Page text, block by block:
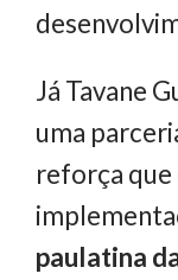
Já Tavane
uma
reforça que
paulatina